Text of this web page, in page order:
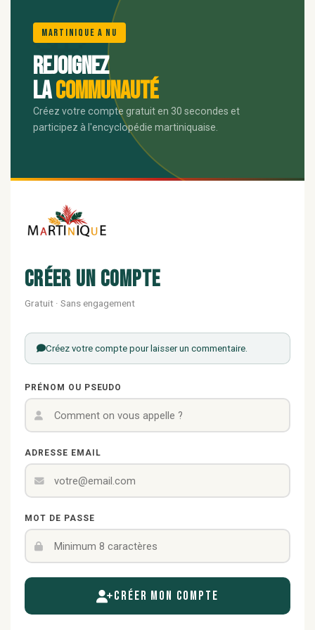
🌺
Martinique A Nu
Rejoignez
lacommunauté
Créez votre compte gratuit en 30 secondes et
participez à l'encyclopédie martiniquaise.
Créer un compte
Gratuit · Sans engagement
Créez votre compte pour laisser un commentaire.
PRÉNOM OU PSEUDO
ADRESSE EMAIL
MOT DE PASSE
Créer mon compte